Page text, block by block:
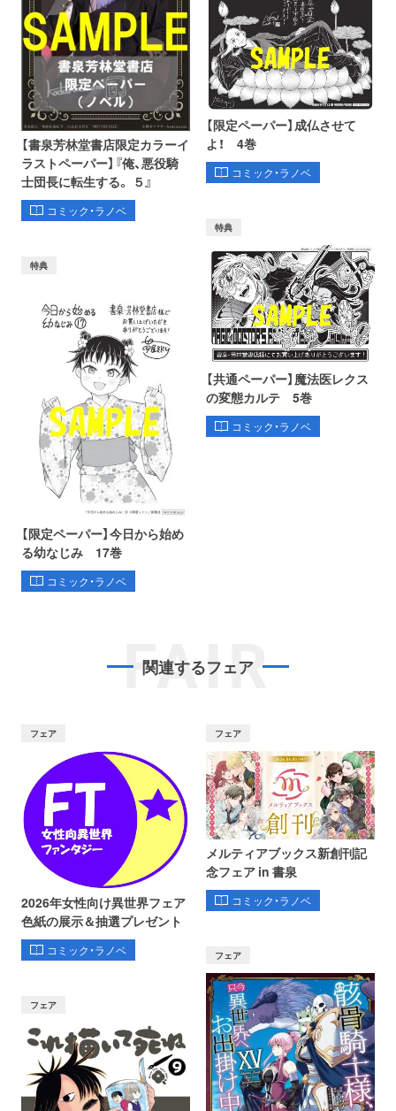
【書泉芳林堂書店限定カラーイ
ラストペーパー】『俺、悪役騎
士団長に転生する。 ５』
コミック・ラノベ
【限定ペーパー】成仏させて
よ！ 4巻
コミック・ラノベ
特典
【限定ペーパー】今日から始め
る幼なじみ 17巻
コミック・ラノベ
特典
【共通ペーパー】魔法医レクス
の変態カルテ 5巻
コミック・ラノベ
FAIR
関連するフェア
フェア
2026年女性向け異世界フェア
色紙の展示＆抽選プレゼント
コミック・ラノベ
フェア
メルティアブックス新創刊記
念フェア in 書泉
コミック・ラノベ
フェア
フェア